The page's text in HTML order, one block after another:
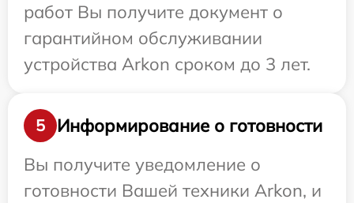
работ Вы получите документ о
гарантийном обслуживании
устройства Arkon сроком до 3 лет.
5
Информирование о готовности
Вы получите уведомление о
готовности Вашей техники Arkon, и